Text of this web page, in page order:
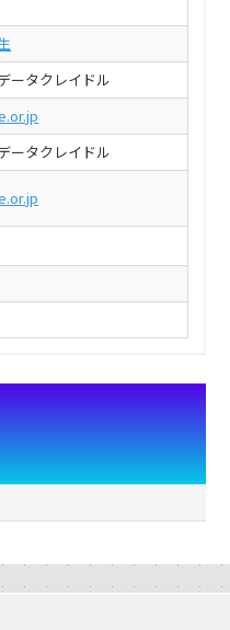
ータクレイドル
ータクレイドル